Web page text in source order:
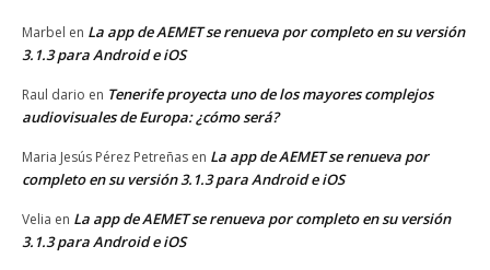
Marbel en La app de AEMET se renueva por completo en su versión
3.1.3 para Android e iOS
Raul dario en Tenerife proyecta uno de los mayores complejos
audiovisuales de Europa: ¿cómo será?
Maria Jesús Pérez Petreñas en La app de AEMET se renueva por
completo en su versión 3.1.3 para Android e iOS
Velia en La app de AEMET se renueva por completo en su versión
3.1.3 para Android e iOS